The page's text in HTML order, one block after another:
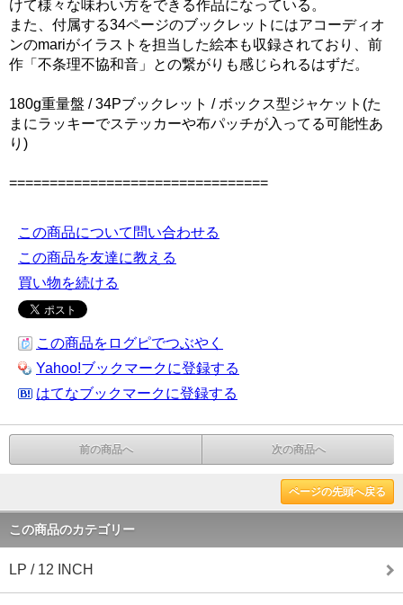
けて様々な味わい方をできる作品になっている。
また、付属する34ページのブックレットにはアコーディオ
ンのmariがイラストを担当した絵本も収録されており、前
作「不条理不協和音」との繋がりも感じられるはずだ。
180g重量盤 / 34Pブックレット / ボックス型ジャケット(た
まにラッキーでステッカーや布パッチが入ってる可能性あ
り)
================================
この商品について問い合わせる
この商品を友達に教える
買い物を続ける
この商品をログピでつぶやく
Yahoo!ブックマークに登録する
はてなブックマークに登録する
前の商品へ 次の商品へ
ページの先頭へ戻る
この商品のカテゴリー
LP / 12 INCH